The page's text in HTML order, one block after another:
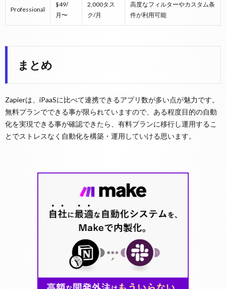
Professional
$49/
月〜
2,000タス
ク/月
高度なフィルターやカスタム条
件が利用可能
まとめ
Zapierは、iPaaSに比べて連携できるアプリ数が多い点が魅力です。
無料プランでできる事が限られていますので、ある程度目的の自動
化を実現できる事が確認できたら、有料プランに移行し運用するこ
とでストレスなく自動化を構築・運用していける思います。